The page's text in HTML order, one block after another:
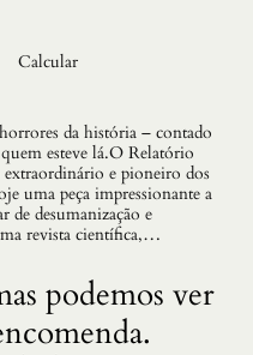
Calcular
da história – contado
esteve lá.O Relatório
e pioneiro dos
uma peça impressionante a
de desumanização e
revista científica,…
podemos ver